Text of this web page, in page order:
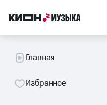
Главная
Избранное